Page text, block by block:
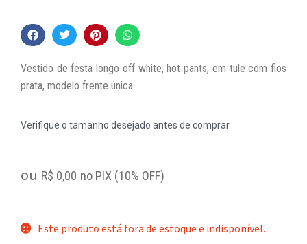
Vestido de festa longo off white, hot pants, em tule com fios
prata, modelo frente única.
Verifique o tamanho desejado antes de comprar
ou R$ 0,00 no PIX (10% OFF)
Este produto está fora de estoque e indisponível.